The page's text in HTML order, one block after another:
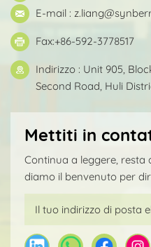
E-mail :
Fax:+86-592-3778517
Indirizzo : Unit 905,
Second Road, Huli
Mettiti in
Continua a leggere, resta
diamo il benvenuto per